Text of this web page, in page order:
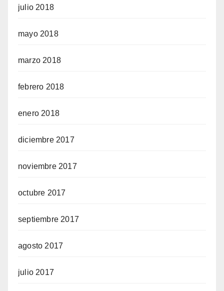
julio 2018
mayo 2018
marzo 2018
febrero 2018
enero 2018
diciembre 2017
noviembre 2017
octubre 2017
septiembre 2017
agosto 2017
julio 2017